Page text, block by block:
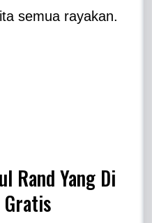
semua rayakan.
Rand Yang Di
Gratis